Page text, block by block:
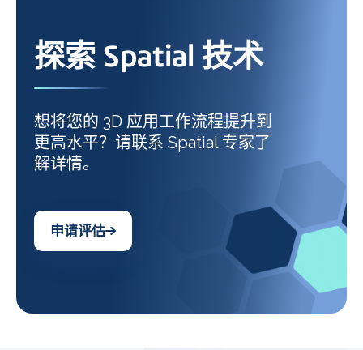
探索 Spatial 技术
想将您的 3D 应用工作流程提升到
更高水平？请联系 Spatial 专家了
解详情。
申请评估